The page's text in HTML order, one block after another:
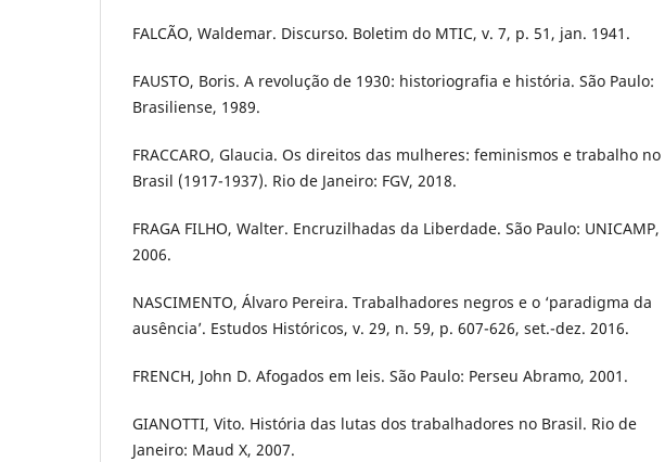
FALCÃO, Waldemar. Discurso. Boletim do MTIC, v. 7, p. 51, jan. 1941.
FAUSTO, Boris. A revolução de 1930: historiografia e história. São Paulo:
Brasiliense, 1989.
FRACCARO, Glaucia. Os direitos das mulheres: feminismos e trabalho no
Brasil (1917-1937). Rio de Janeiro: FGV, 2018.
FRAGA FILHO, Walter. Encruzilhadas da Liberdade. São Paulo: UNICAMP,
2006.
NASCIMENTO, Álvaro Pereira. Trabalhadores negros e o ‘paradigma da
ausência’. Estudos Históricos, v. 29, n. 59, p. 607-626, set.-dez. 2016.
FRENCH, John D. Afogados em leis. São Paulo: Perseu Abramo, 2001.
GIANOTTI, Vito. História das lutas dos trabalhadores no Brasil. Rio de
Janeiro: Maud X, 2007.